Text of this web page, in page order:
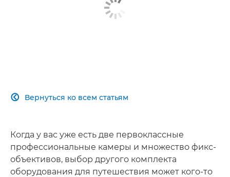
Вернуться ко всем статьям

Когда у вас уже есть две первоклассные
профессиональные камеры и множество фикс-
объективов, выбор другого комплекта
оборудования для путешествия может кого-то